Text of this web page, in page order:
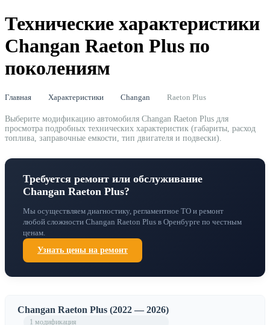
Технические характеристики
Changan Raeton Plus по
поколениям
Главная Характеристики Changan Raeton Plus
Выберите модификацию автомобиля Changan Raeton Plus для
просмотра подробных технических характеристик (габариты, расход
топлива, заправочные емкости, тип двигателя и подвески).
Требуется ремонт или обслуживание
Changan Raeton Plus?
Мы осуществляем диагностику, регламентное ТО и ремонт
любой сложности Changan Raeton Plus в Оренбурге по честным
ценам.
Узнать цены на ремонт
Changan Raeton Plus (2022 — 2026)
1 модификация